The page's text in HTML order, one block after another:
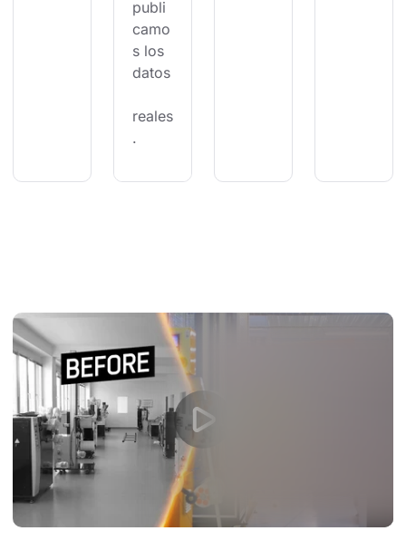
publi
camo
s los
datos
reales
.